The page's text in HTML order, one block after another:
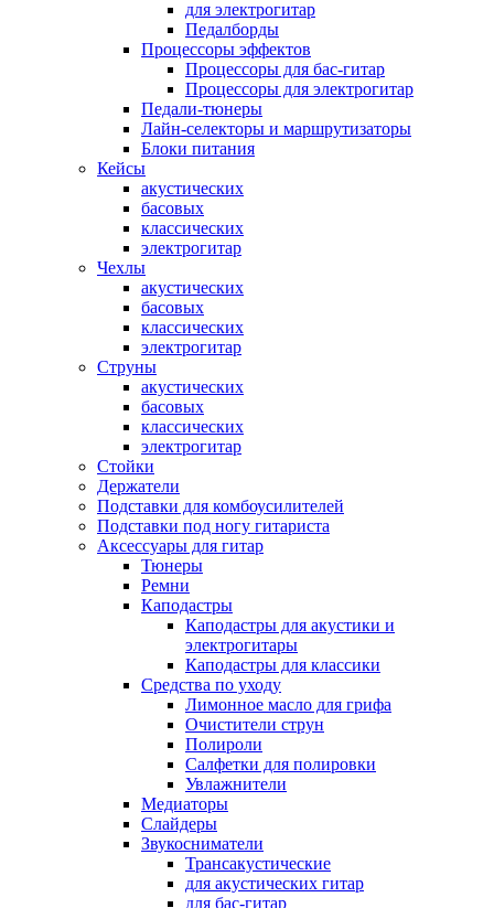
для электрогитар
Педалборды
Процессоры эффектов
Процессоры для бас-гитар
Процессоры для электрогитар
Педали-тюнеры
Лайн-селекторы и маршрутизаторы
Блоки питания
Кейсы
акустических
басовых
классических
электрогитар
Чехлы
акустических
басовых
классических
электрогитар
Струны
акустических
басовых
классических
электрогитар
Стойки
Держатели
Подставки для комбоусилителей
Подставки под ногу гитариста
Аксессуары для гитар
Тюнеры
Ремни
Каподастры
Каподастры для акустики и
электрогитары
Каподастры для классики
Средства по уходу
Лимонное масло для грифа
Очистители струн
Полироли
Салфетки для полировки
Увлажнители
Медиаторы
Слайдеры
Звукосниматели
Трансакустические
для акустических гитар
для бас-гитар